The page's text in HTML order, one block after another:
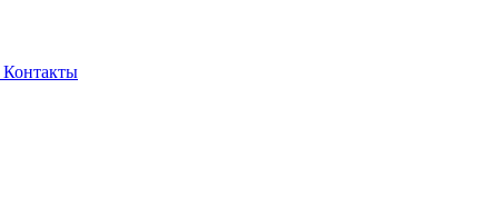
Контакты